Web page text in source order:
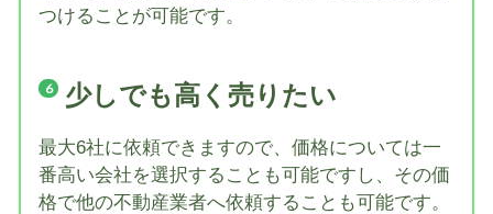
つけることが可能です。
少しでも高く売りたい
最大6社に依頼できますので、価格については一
番高い会社を選択することも可能ですし、その価
格で他の不動産業者へ依頼することも可能です。